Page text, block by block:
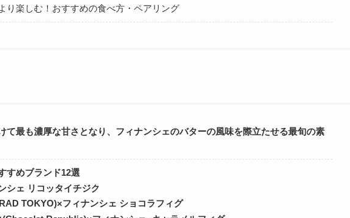
り楽しむ！おすすめの食べ方・ペアリング
て最も濃厚な甘さとなり、フィナンシェのバターの風味を際立たせる最旬の素
すめブランド12選
シェ リコッタイチジク
TOKYO)×フィナンシェ ショコラフィグ